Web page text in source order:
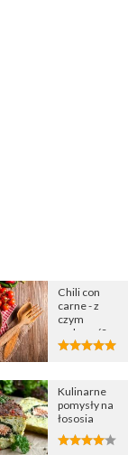
Chili con
carne - z
czym
podawać?
Kulinarne
pomysły na
łososia